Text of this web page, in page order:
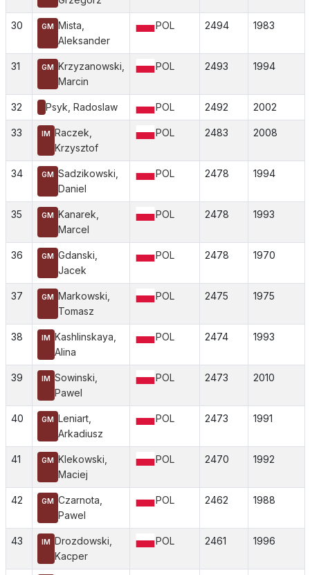
30 GM Mista,
Aleksander
POL 2494 1983
31 GM Krzyzanowski,
Marcin
POL 2493 1994
32 Psyk, Radoslaw POL 2492 2002
33 IM Raczek,
Krzysztof
POL 2483 2008
34 GM Sadzikowski,
Daniel
POL 2478 1994
35 GM Kanarek,
Marcel
POL 2478 1993
36 GM Gdanski,
Jacek
POL 2478 1970
37 GM Markowski,
Tomasz
POL 2475 1975
38 IM Kashlinskaya,
Alina
POL 2474 1993
39 IM Sowinski,
Pawel
POL 2473 2010
40 GM Leniart,
Arkadiusz
POL 2473 1991
41 GM Klekowski,
Maciej
POL 2470 1992
42 GM Czarnota,
Pawel
POL 2462 1988
43 IM Drozdowski,
Kacper
POL 2461 1996